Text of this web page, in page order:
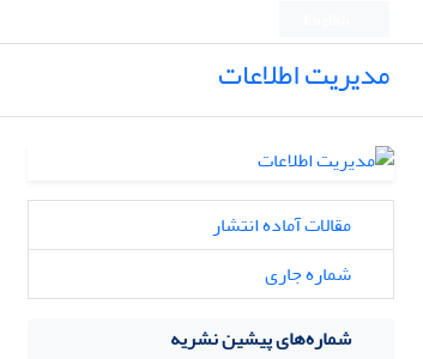
مدیریت اطلاعات
مقالات آماده انتشار
شماره جاری
شماره‌های پیشین نشریه